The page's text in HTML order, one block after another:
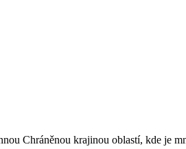
Chráněnou krajinou oblastí, kde je